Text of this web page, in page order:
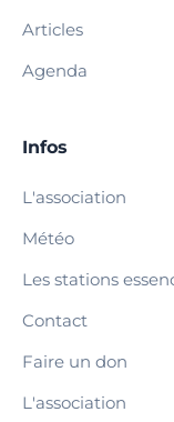
Articles
Agenda
Infos
L'association
Météo
Les stations
Contact
Faire un don
L'association